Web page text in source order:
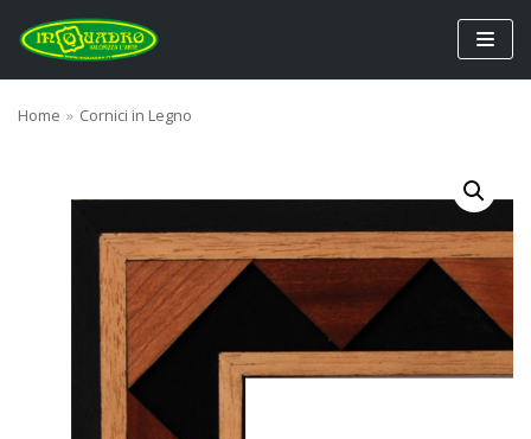
Vai
al
contenuto
Home » Cornici in Legno